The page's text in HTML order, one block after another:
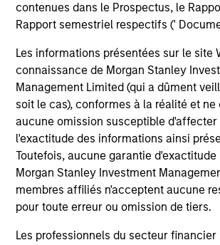
contenues dans le Prospectus, le
Rapport semestriel respectifs ('
Les informations présentées sur le site
connaissance de Morgan Stanley
Management Limited (qui a dûment
soit le cas), conformes à la réalité et
aucune omission susceptible
l'exactitude des informations ainsi
Toutefois, aucune garantie d'exactitude
Morgan Stanley Investment
membres affiliés n'acceptent aucune
pour toute erreur ou omission de tiers.
Les professionnels du secteur
Investment solutions
Strategies to meet a range of
cash-management needs –
and money markets to ultra-
customized solutions.